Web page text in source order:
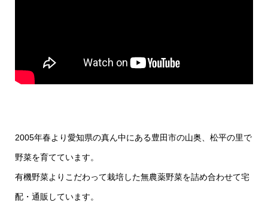
2005年春より愛知県の真ん中にある豊田市の山奥、松平の里で
野菜を育てています。
有機野菜よりこだわって栽培した無農薬野菜を詰め合わせて宅
配・通販しています。